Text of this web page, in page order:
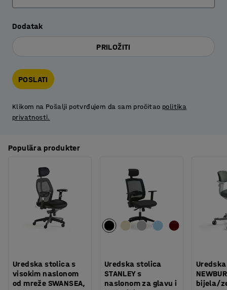
Dodatak
PRILOŽITI
POSLATI
Klikom na Pošalji potvrđujem da sam pročitao politika
privatnosti.
Populära produkter
Uredska stolica s
visokim naslonom
od mreže SWANSEA,
Uredska stolica
STANLEY s
naslonom za glavu i
bijela/